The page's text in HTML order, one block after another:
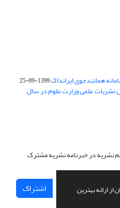
ارائه بهترین
همانندجوی ایرانداک1399-09-25
نشریات علمی وزارت علوم در سال
نشریه در خبرنامه نشریه مشترک
اشتراک